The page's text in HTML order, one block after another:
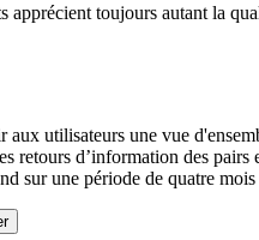
apprécient toujours autant la
utilisateurs une vue
retours d’information des
sur une période de quatre